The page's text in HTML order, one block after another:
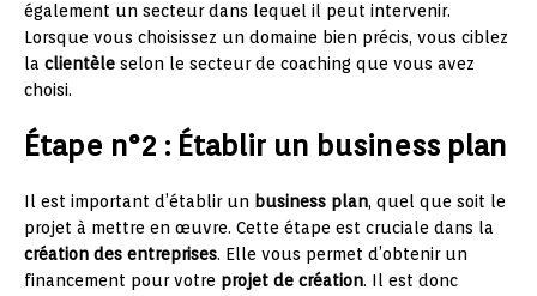
également un secteur dans lequel il peut intervenir.
Lorsque vous choisissez un domaine bien précis, vous ciblez
la clientèle selon le secteur de coaching que vous avez
choisi.
Étape n°2 : Établir un business plan
Il est important d’établir un business plan, quel que soit le
projet à mettre en œuvre. Cette étape est cruciale dans la
création des entreprises. Elle vous permet d’obtenir un
financement pour votre projet de création. Il est donc